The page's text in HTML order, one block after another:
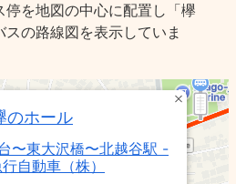
停を地図の中心に配置し「欅
の路線図を表示していま
のホール
〜東大沢橋〜北越谷駅 -
自動車（株）